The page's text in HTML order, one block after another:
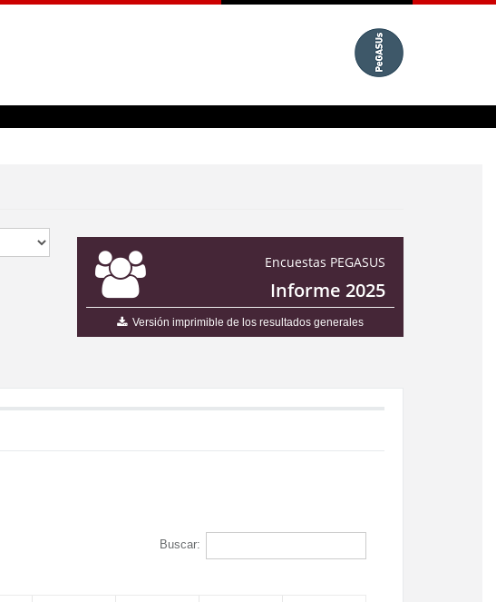
Encuestas PEGASUS
Informe 2025
Versión imprimible de los resultados generales
Buscar: